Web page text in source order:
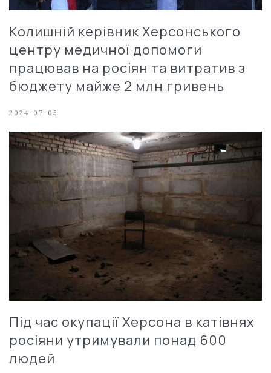
Колишній керівник Херсонського
центру медичної допомоги
працював на росіян та витратив з
бюджету майже 2 млн гривень
2024-07-05
Під час окупації Херсона в катівнях
росіяни утримували понад 600
людей